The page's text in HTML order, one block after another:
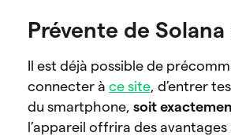
Prévente de Solana
Il est déjà possible de
connecter àce site, d’entrer
du smartphone,soit
l’appareil offrira des